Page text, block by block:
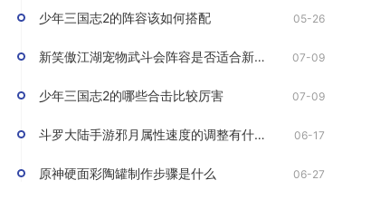
少年三国志2的阵容该如何搭配 05-26
新笑傲江湖宠物武斗会阵容是否适合新手玩家 07-09
少年三国志2的哪些合击比较厉害 07-09
斗罗大陆手游邪月属性速度的调整有什么要求 06-17
原神硬面彩陶罐制作步骤是什么 06-27